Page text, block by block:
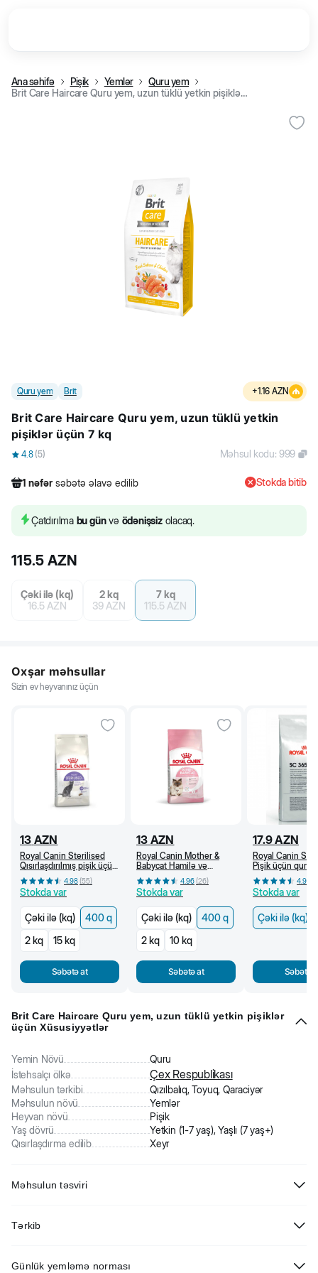
Ana səhifə Pişik Yemlər
Quru yem
Brit Care Hairсare Quru yem, uzun tüklü yetkin pişiklər üçün 7 kq
Quru yem Brit +1.16 AZN
Brit Care Hairсare Quru yem, uzun tüklü yetkin
pişiklər üçün 7 kq
4.8 (5) Məhsul kodu:999
1 nəfər səbətə əlavə edilib
59 nəfər məhsulu alıb
Stokda bitib
Çatdırılma bu günvə ödənişsizolacaq.
115.5 AZN
Çəki ilə (kq)
16.5 AZN
2 kq
39 AZN
7 kq
115.5 AZN
Oxşar məhsullar
Sizin ev heyvanınız üçün
13 AZN
Royal Canin Sterilised
Qısırlaşdırılmış pişik üçün
quru yem, 1 yaşdan, 400
q
4.98(55)
Stokda var
Çəki ilə (kq)
400 q
2 kq
15 kq
Səbətə at
13 AZN
Royal Canin Mother &
Babycat Hamilə və
südverən pişik və bala
pişik üçün quru yem (400
q)
4.96(26)
Stokda var
Çəki ilə (kq)
400 q
2 kq
10 kq
Səbətə at
17.9AZN
Royal Canin
Pişik üçün quru
yaşdan (kq) 4.96
Stokda var
Çəki ilə (kq)
Səbətə
Brit Care Hairсare Quru yem, uzun tüklü yetkin pişiklər
üçün Xüsusiyyətlər
Yemin Növü
Quru
İstehsalçı ölkə
Çex Respublikası
Məhsulun tərkibi
Qızılbalıq, Toyuq, Qaraciyər
Məhsulun növü
Yemlər
Heyvan növü
Pişik
Yaş dövrü
Yetkin (1-7 yaş), Yaşlı (7 yaş+)
Qısırlaşdırma edilib
Xeyr
Məhsulun təsviri
yetkin pişiklər üçün, habelə tük örtüyü əlavə qulluq tələb edən
Tərkib
noxud (14%), noxud (8%), toyuq piyi (tokoferollarla konservləşdirilmiş
Günlük yemləmə norması